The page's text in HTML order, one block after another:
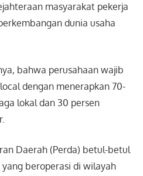
masyarakat pekerja
dunia usaha
bahwa perusahaan wajib
dengan menerapkan 70-
lokal dan 30 persen
Daerah (Perda) betul-betul
beroperasi di wilayah